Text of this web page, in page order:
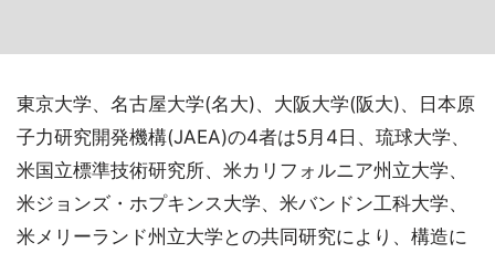
東京大学、名古屋大学(名大)、大阪大学(阪大)、日本原
子力研究開発機構(JAEA)の4者は5月4日、琉球大学、
米国立標準技術研究所、米カリフォルニア州立大学、
米ジョンズ・ホプキンス大学、米バンドン工科大学、
米メリーランド州立大学との共同研究により、構造に